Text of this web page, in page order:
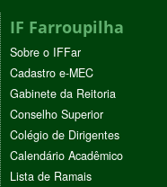
IF Farroupilha
Sobre o IFFar
Cadastro e-MEC
Gabinete da Reitoria
Conselho Superior
Colégio de Dirigentes
Calendário Acadêmico
Lista de Ramais